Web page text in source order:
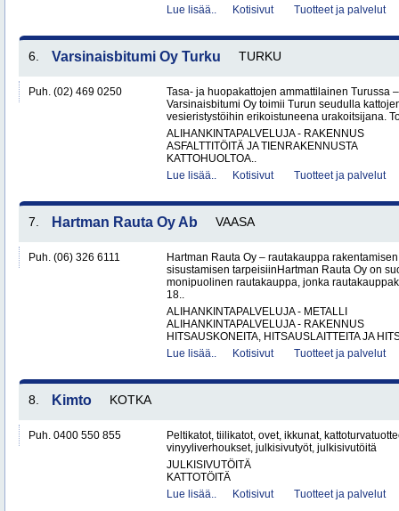
Lue lisää..
Kotisivut Tuotteet ja palvelut
6. Varsinaisbitumi Oy Turku TURKU
Puh. (02) 469 0250
Tasa- ja huopakattojen ammattilainen Turussa
Varsinaisbitumi Oy toimii Turun seudulla
vesieristystöihin erikoistuneena urakoitsijana.
ALIHANKINTAPALVELUJA - RAKENNUS
ASFALTTITÖITÄ JA TIENRAKENNUSTA
KATTOHUOLTOA..
Lue lisää..
Kotisivut Tuotteet ja palvelut
7. Hartman Rauta Oy Ab VAASA
Puh. (06) 326 6111
Hartman Rauta Oy – rautakauppa
sisustamisen tarpeisiinHartman Rauta Oy on
monipuolinen rautakauppa, jonka
18..
ALIHANKINTAPALVELUJA - METALLI
ALIHANKINTAPALVELUJA - RAKENNUS
HITSAUSKONEITA, HITSAUSLAITTEITA JA
Lue lisää..
Kotisivut Tuotteet ja palvelut
8. Kimto KOTKA
Puh. 0400 550 855
Peltikatot, tiilikatot, ovet, ikkunat,
vinyyliverhoukset, julkisivutyöt, julkisivutöitä
JULKISIVUTÖITÄ
KATTOTÖITÄ
Lue lisää..
Kotisivut Tuotteet ja palvelut